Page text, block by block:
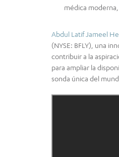
médica
Abdul Latif Jameel
(NYSE: BFLY), una
contribuir a la
para ampliar la
sonda única del